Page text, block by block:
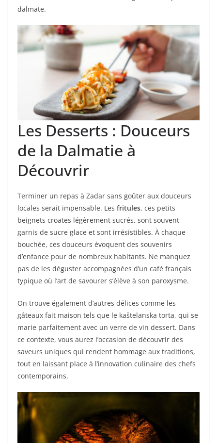
dalmate.
Les Desserts : Douceurs
de la Dalmatie à
Découvrir
Terminer un repas à Zadar sans goûter aux douceurs
locales serait impensable. Les fritules, ces petits
beignets croates légèrement sucrés, sont souvent
garnis de sucre glace et sont irrésistibles. À chaque
bouchée, ces douceurs évoquent des souvenirs
d’enfance pour de nombreux habitants. Ne manquez
pas de les déguster accompagnées d’un café français
typique où l’art de savourer s’élève à son paroxysme.
On trouve également d’autres délices comme les
gâteaux fait maison tels que le kaštelanska torta, qui se
marie parfaitement avec un verre de vin dessert. Dans
ce contexte, vous aurez l’occasion de découvrir des
saveurs uniques qui rendent hommage aux traditions,
tout en laissant place à l’innovation culinaire des chefs
contemporains.